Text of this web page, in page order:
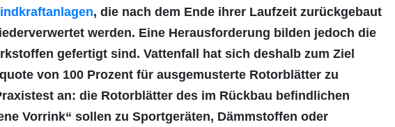
, die nach dem Ende ihrer Laufzeit zurückgebaut
werden. Eine Herausforderung bilden jedoch die
gefertigt sind. Vattenfall hat sich deshalb zum Ziel
von 100 Prozent für ausgemusterte Rotorblätter zu
an: die Rotorblätter des im Rückbau befindlichen
Vorrink“ sollen zu Sportgeräten, Dämmstoffen oder